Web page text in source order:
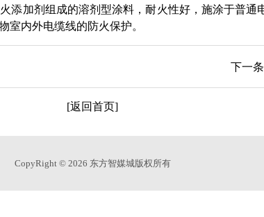
添加剂组成的溶剂型涂料，耐火性好，施涂于普
室内外电缆线的防火保护。
下一条
[返回首页]
CopyRight © 2026 东方智媒城版权所有